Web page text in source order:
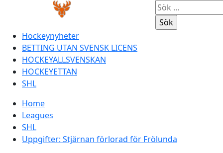
Sök
efter:
Hockeynyheter
BETTING UTAN SVENSK LICENS
HOCKEYALLSVENSKAN
HOCKEYETTAN
SHL
Home
Leagues
SHL
Uppgifter: Stjärnan förlorad för Frölunda